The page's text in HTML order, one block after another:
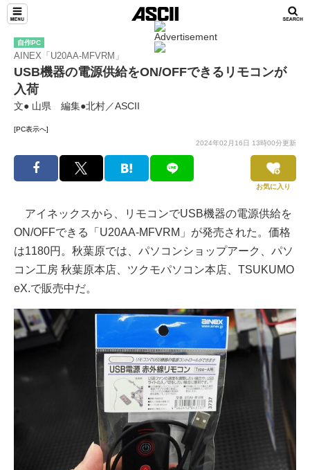
自作PC
AINEX「U20AA-MFVRM」
USB機器の電源供給をON/OFFできるリモコンが
入荷
文● 山県 編集●北村／ASCII
[PC表示へ]
2024年02月16日 13時00分更新
お気に入り
アイネックスから、リモコンでUSB機器の電源供給を
ON/OFFできる「U20AA-MFVRM」が発売された。価格
は1180円。秋葉原では、パソコンショップアーク、パソ
コン工房 秋葉原本店、ツクモパソコン本店、TSUKUMO
eX.で販売中だ。